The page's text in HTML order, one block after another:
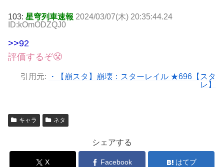
103: 星穹列車速報 2024/03/07(木) 20:35:44.24
ID:kOmODZQJ0
>>92
評価するぞ😤
引用元:
・【崩スタ】崩壊：スターレイル ★696【スタ
レ】
キャラ ネタ
シェアする
X Facebook はてブ